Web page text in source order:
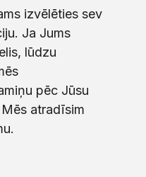
izvēlēties sev
Ja Jums
lūdzu
pēc Jūsu
atradīsim